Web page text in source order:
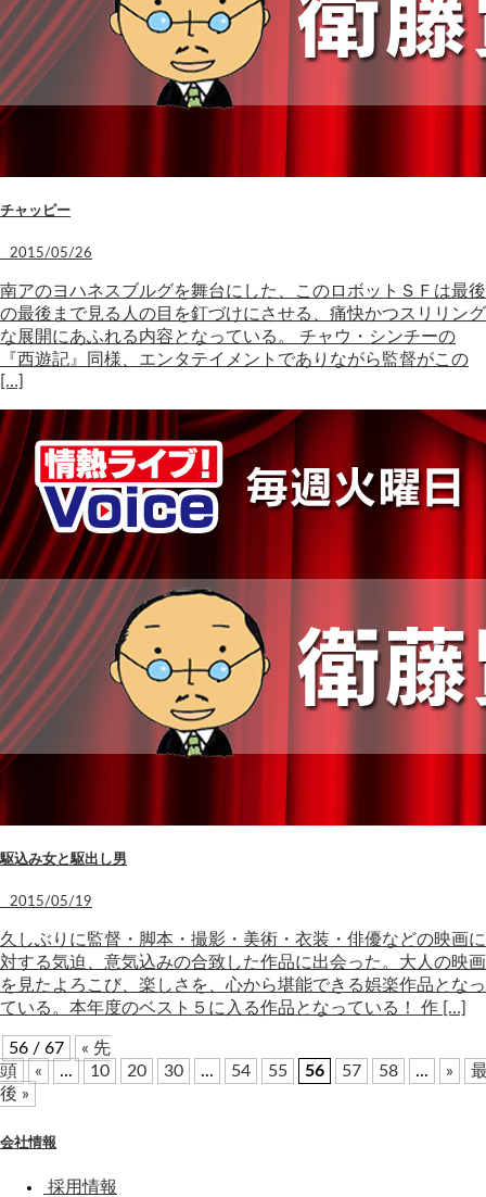
チャッピー
2015/05/26
南アのヨハネスブルグを舞台にした、このロボットＳＦは最後
の最後まで見る人の目を釘づけにさせる、痛快かつスリリング
な展開にあふれる内容となっている。 チャウ・シンチーの
『西遊記』同様、エンタテイメントでありながら監督がこの
[…]
駆込み女と駆出し男
2015/05/19
久しぶりに監督・脚本・撮影・美術・衣装・俳優などの映画に
対する気迫、意気込みの合致した作品に出会った。大人の映画
を見たよろこび、楽しさを、心から堪能できる娯楽作品となっ
ている。本年度のベスト５に入る作品となっている！ 作 […]
56 / 67
« 先
頭
« ... 10 20 30 ... 54 55 56 57 58 ... »
後 »
会社情報
採用情報